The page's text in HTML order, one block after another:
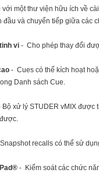
một thư viện hữu ích về
đầu và chuyển tiếp giữa các
vi - Cho phép thay đổi
- Cues có thể kích hoạt
Danh sách Cue.
Bộ xử lý STUDER vMIX được
recalls có thể sử
- Kiểm soát các chức